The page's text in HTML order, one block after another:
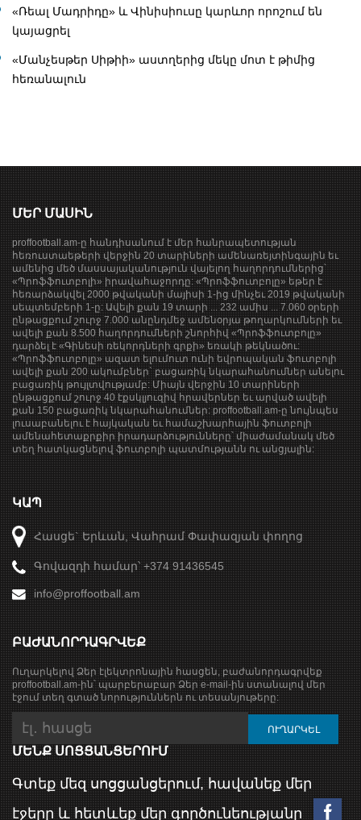
«Ռեալ Մադրիդը» և Վինիսիուսը կարևոր որոշում են
կայացրել
«Մանչեսթեր Սիթիի» աստղերից մեկը մոտ է թիմից
հեռանալուն
ՄԵՐ ՄԱՍԻՆ
proffootball.am-ը հանդիսանում է մեր հանրապետության
հեռուստաեթերի վերջին 20 տարիների ամենառեյտինգային եւ
ամենից մեծ մասսայականություն վայելող հաղորդումներից՝
«Պրոֆֆուտբոլի» իրավահաջորդը: «Պրոֆֆուտբոլը» եթեր է
հեռարձակվել 2000 թվականի մայիսի 1-ից մինչեւ 2019 թվականի
սեպտեմբերի 1-ը: Ավելի քան 19 տարի ... 232 ամիս ... 7.060 օրերի
ընթացքում շուրջ 7.000 անընդմեջ ամենօրյա թողարկումների եւ
ավելի քան 8.500 հաղորդումների շնորհիվ «Պրոֆֆուտբոլը»
դարձել է «Գինեսի ռեկորդների գրքի» եռակի թեկնածու:
«Պրոֆֆուտբոլը» ազատ ելումուտ ունի եվրոպական ֆուտբոլի
ավելի քան 200 ակումբներ` բացառիկ նկարահանումներ անելու
բացառիկ թույլտվությամբ: Միայն վերջին 10 տարիների
ընթացքում շուրջ 40 էքսկլյուզիվ հրավերներ եւ արված ավելի
քան 150 բացառիկ նկարահանումներ: proffootball.am-ը նույնպես
լուսաբանելու է հայկական եւ համաշխարհային ֆուտբոլի
ամենահետաքրքիր իրադարձությունները՝ միաժամանակ մեծ
տեղ հատկացնելով ֆուտբոլի պատմությանն ու անցյալին:
ԿԱՊ
Հասցե` Երևան, Վահրամ Փափազյան փողոց
Գովազդի համար՝ +374 91436545
info@proffootball.am
ԲԱԺԱՆՈՐԴԱԳՐՎԵՔ
Ուղարկելով Ձեր էլեկտրոնային հասցեն, բաժանորդագրվեք
proffootball.am-ին՝ պարբերաբար Ձեր e-mail-ին ստանալով մեր
էջում տեղ գտած նորություններն ու տեսանյութերը:
ՄԵՆՔ ՍՈՑՑԱՆՑԵՐՈՒՄ
Գտեք մեզ սոցցանցերում, հավանեք մեր
էջերը և հետևեք մեր գործունեությանը